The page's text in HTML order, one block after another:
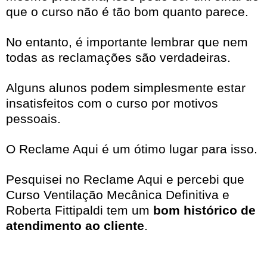
que o curso não é tão bom quanto parece.
No entanto, é importante lembrar que nem
todas as reclamações são verdadeiras.
Alguns alunos podem simplesmente estar
insatisfeitos com o curso por motivos
pessoais.
O Reclame Aqui é um ótimo lugar para isso.
Pesquisei no Reclame Aqui e percebi que
Curso Ventilação Mecânica Definitiva e
Roberta Fittipaldi tem um bom histórico de
atendimento ao cliente.